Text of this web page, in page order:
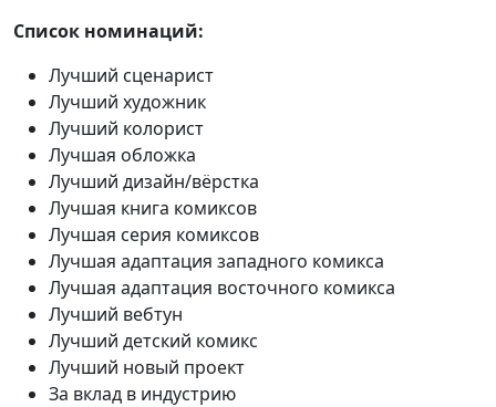
Список номинаций:
Лучший сценарист
Лучший художник
Лучший колорист
Лучшая обложка
Лучший дизайн/вёрстка
Лучшая книга комиксов
Лучшая серия комиксов
Лучшая адаптация западного комикса
Лучшая адаптация восточного комикса
Лучший вебтун
Лучший детский комикс
Лучший новый проект
За вклад в индустрию